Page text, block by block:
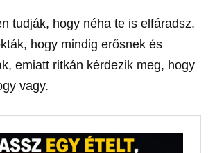
tudják, hogy néha te is elfáradsz.
hogy mindig erősnek és
emiatt ritkán kérdezik meg, hogy
vagy.